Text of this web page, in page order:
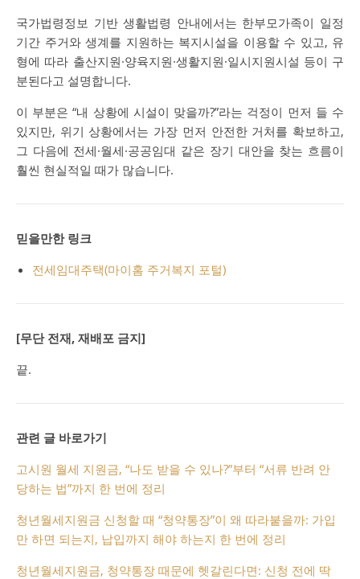
국가법령정보 기반 생활법령 안내에서는 한부모가족이 일정
기간 주거와 생계를 지원하는 복지시설을 이용할 수 있고, 유
형에 따라 출산지원·양육지원·생활지원·일시지원시설 등이 구
분된다고 설명합니다.
이 부분은 “내 상황에 시설이 맞을까?”라는 걱정이 먼저 들 수
있지만, 위기 상황에서는 가장 먼저 안전한 거처를 확보하고,
그 다음에 전세·월세·공공임대 같은 장기 대안을 찾는 흐름이
훨씬 현실적일 때가 많습니다.
믿을만한 링크
전세임대주택(마이홈 주거복지 포털)
[무단 전재, 재배포 금지]
끝.
관련 글 바로가기
고시원 월세 지원금, “나도 받을 수 있나?”부터 “서류 반려 안
당하는 법”까지 한 번에 정리
청년월세지원금 신청할 때 “청약통장”이 왜 따라붙을까: 가입
만 하면 되는지, 납입까지 해야 하는지 한 번에 정리
청년월세지원금, 청약통장 때문에 헷갈린다면: 신청 전에 딱